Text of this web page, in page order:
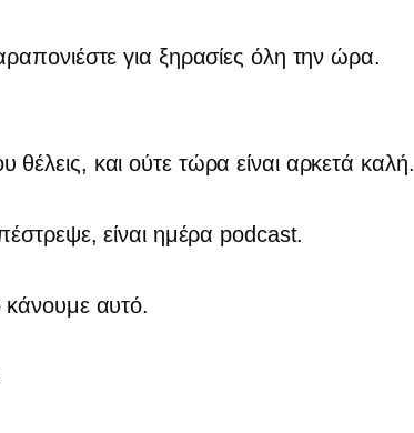
για ξηρασίες όλη την ώρα.
και ούτε τώρα είναι αρκετά καλή.
είναι ημέρα podcast.
κάνουμε αυτό.